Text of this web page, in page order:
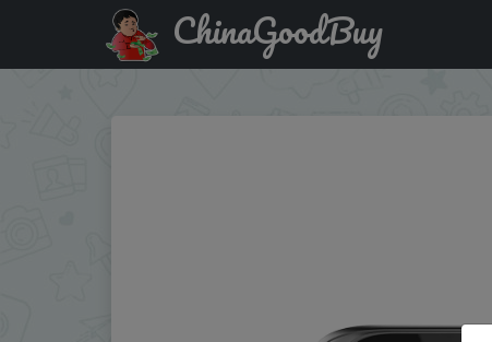
Знижка на 2,8 дюймовый ЖК-цветной экран цифровой
ChinaGoodBuy